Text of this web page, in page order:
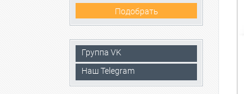
Группа VK
Наш Telegram